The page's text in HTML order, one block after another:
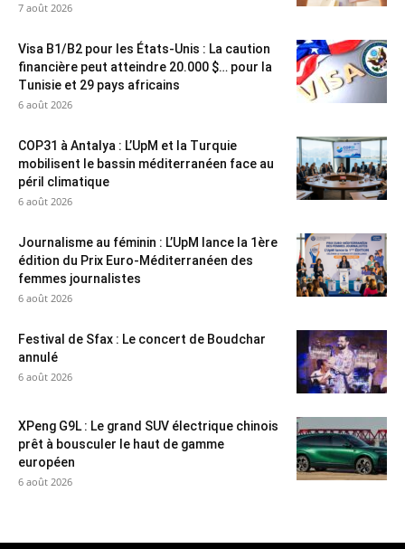
7 août 2026
Visa B1/B2 pour les États-Unis : La caution
financière peut atteindre 20.000 $… pour la
Tunisie et 29 pays africains
6 août 2026
COP31 à Antalya : L’UpM et la Turquie
mobilisent le bassin méditerranéen face au
péril climatique
6 août 2026
Journalisme au féminin : L’UpM lance la 1ère
édition du Prix Euro-Méditerranéen des
femmes journalistes
6 août 2026
Festival de Sfax : Le concert de Boudchar
annulé
6 août 2026
XPeng G9L : Le grand SUV électrique chinois
prêt à bousculer le haut de gamme
européen
6 août 2026